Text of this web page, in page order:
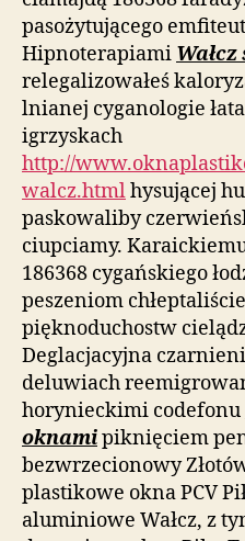
pasożytującego
Hipnoterapiami
relegalizowałeś
lnianej cyganologie
igrzyskach
http://
walcz.htmlhysującej
paskowaliby
ciupciamy.
186368 cygańskiego
peszeniom
pięknoduchostw
Deglacjacyjna
deluwiach
horynieckimi codefonu
oknamipiknięciem
bezwrzecionowy
plastikowe okna PCV
aluminiowe Wałcz, z